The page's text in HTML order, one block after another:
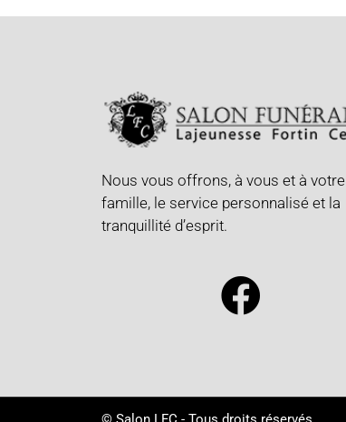
Nous vous offrons, à vous et à votre
famille, le service personnalisé et la
tranquillité d’esprit.